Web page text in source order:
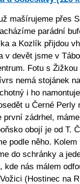
mašírujeme přes
parádní
a Kozlík přijdou
v devět jsme v
Fotu s Žižkou
nemá stojánek
i ho
u Černé Perly
první zádrhel, máme
obojí je od T.
podle něho. Kolem
do schránky a
kde nás málem
(Hostinec na